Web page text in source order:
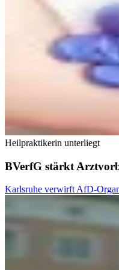
Heilpraktikerin unterliegt
BVerfG stärkt
Karlsruhe verwirft AfD-